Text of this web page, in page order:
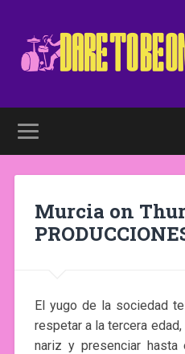
Murcia on
El yugo de la sociedad
respetar a la tercera
nariz y presenciar